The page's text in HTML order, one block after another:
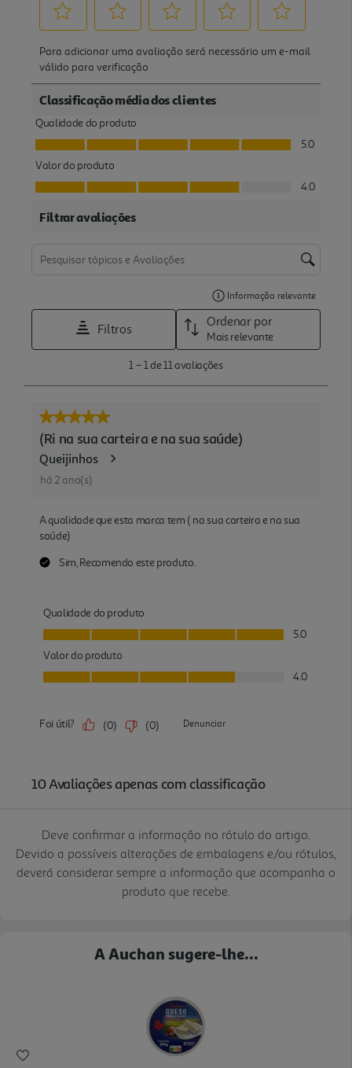
Deve confirmar a informação no rótulo do artigo.
Devido a possíveis alterações de embalagens e/ou rótulos,
deverá considerar sempre a informação que acompanha o
produto que recebe.
A Auchan sugere-lhe...